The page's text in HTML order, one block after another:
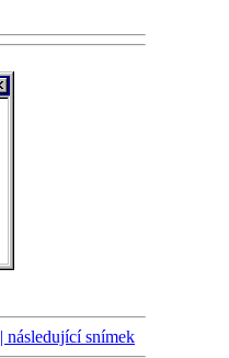
| následující snímek